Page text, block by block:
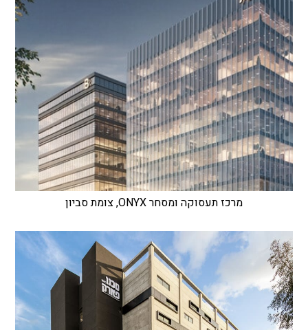
מרכז תעסוקה ומסחר ONYX, צומת סביון